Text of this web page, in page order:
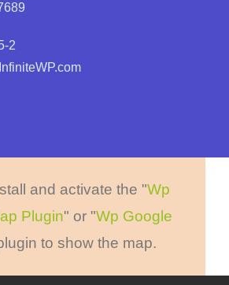
2
and activate the "Wp
Plugin" or "Wp Google
to show the map.